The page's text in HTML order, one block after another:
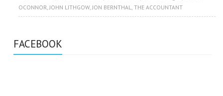
OCONNOR,JOHN LITHGOW,JON BERNTHAL,THE ACCOUNTANT
FACEBOOK